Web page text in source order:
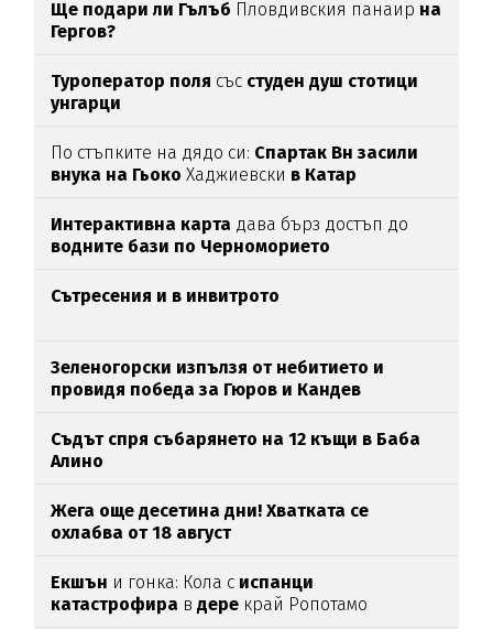
Ще подари ли Гълъб Пловдивския панаир на
Гергов?
Туроператор поля със студен душ стотици
унгарци
По стъпките на дядо си: Спартак Вн засили
внука на Гьоко Хаджиевски в Катар
Интерактивна карта дава бърз достъп до
водните бази по Черноморието
Сътресения и в инвитрото
Зеленогорски изпълзя от небитието и
провидя победа за Гюров и Кандев
Съдът спря събарянето на 12 къщи в Баба
Алино
Жега още десетина дни! Хватката се
охлабва от 18 август
Екшън и гонка: Кола с испанци
катастрофира вдере край Ропотамо